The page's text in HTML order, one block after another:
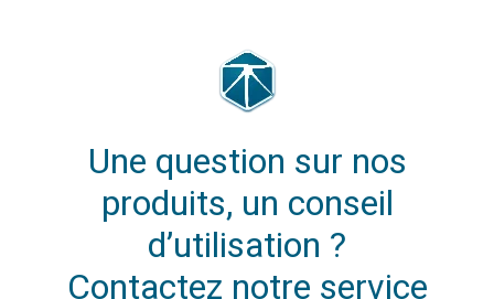
Une question sur nos
produits, un conseil
d’utilisation ?
Contactez notre service